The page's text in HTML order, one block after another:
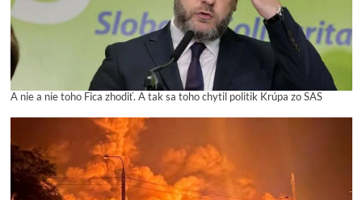
A nie a nie toho Fica zhodiť. A tak sa toho chytil politik Krúpa zo SAS